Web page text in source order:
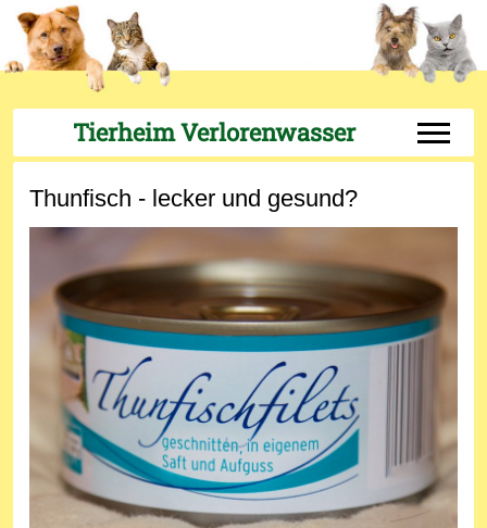
Tierheim Verlorenwasser Off-
Thunfisch - lecker und gesund?